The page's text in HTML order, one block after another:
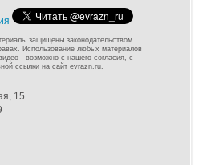
защищены законодательством
Использование любых материалов
- возможно с нашего согласия, с
ссылки на сайт evrazn.ru.
15